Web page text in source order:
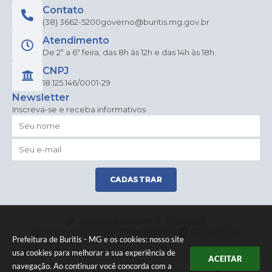
Prefeitura de Buritis - MG e os cookies: nosso site
usa cookies para melhorar a sua experiência de
navegação. Ao continuar você concorda com a
ACEITAR
Contato
(38) 3662-5200governo@buritis.mg.gov.br
Atendimento
De 2ª a 6ª feira, das 8h às 12h e das 14h às 18h.
CNPJ
18.125.146/0001-29
Newsletter
Inscreva-se e receba informativos
CADASTRAR